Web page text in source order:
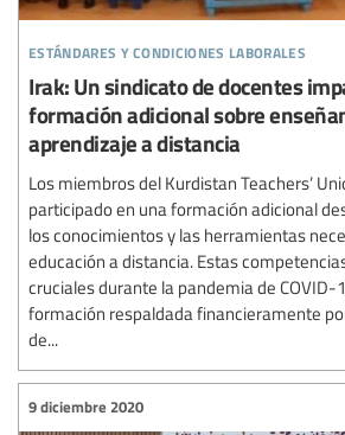
estándares y condiciones laborales
Irak: Un sindicato de docentes
formación adicional sobre
aprendizaje a distancia
Los miembros del Kurdistan Teachers’
participado en una formación adicional
los conocimientos y las herramientas
educación a distancia. Estas
cruciales durante la pandemia de COVID-
formación respaldada financieramente
de...
9 diciembre 2020